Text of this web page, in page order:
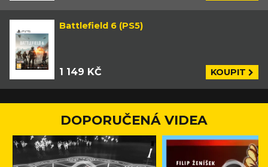
Battlefield 6 (PS5)
1 149 KČ KOUPIT
DOPORUČENÁ VIDEA